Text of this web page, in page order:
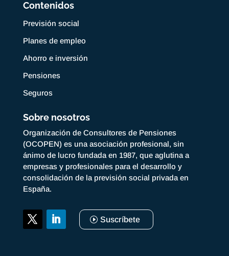
Contenidos
Previsión social
Planes de empleo
Ahorro e inversión
Pensiones
Seguros
Sobre nosotros
Organización de Consultores de Pensiones
(OCOPEN) es una asociación profesional, sin
ánimo de lucro fundada en 1987, que aglutina a
empresas y profesionales para el desarrollo y
consolidación de la previsión social privada en
España.
Suscríbete